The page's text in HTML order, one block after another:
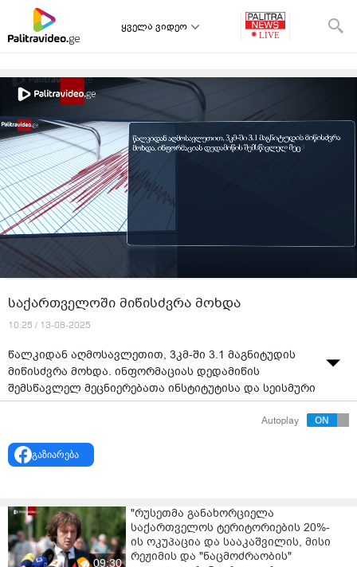
ყველა ვიდეო
საქართველოში მიწისძვრა მოხდა
10:25 / 13-08-2025
წალკიდან აღმოსავლეთით, 3კმ-ში 3.1 მაგნიტუდის
მიწისძვრა მოხდა. ინფორმაციას დედამიწის
შემსწავლელ მეცნიერებათა ინსტიტუტისა და სეისმური
მონიტორინგის ეროვნული ცენტრი ავრცელებს.
საათზე დაფიქსირდა.
Autoplay
გაზიარება
09:30
"რუსეთმა განახორციელა
საქართველოს ტერიტორიების 20%-
ის ოკუპაცია და სააკაშვილის, მისი
რეჟიმის და "ნაცმოძრაობის"